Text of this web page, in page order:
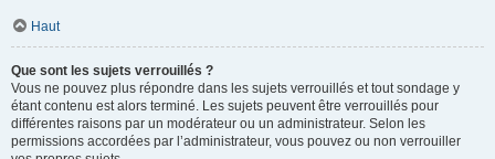
Haut
Que sont les sujets verrouillés ?
Vous ne pouvez plus répondre dans les sujets verrouillés et tout sondage y
étant contenu est alors terminé. Les sujets peuvent être verrouillés pour
différentes raisons par un modérateur ou un administrateur. Selon les
permissions accordées par l’administrateur, vous pouvez ou non verrouiller